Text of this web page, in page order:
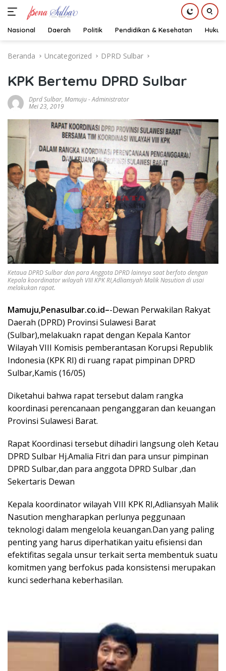
Nasional Daerah Politik Pendidikan & Kesehatan Hukum
Beranda Uncategorized DPRD Sulbar
KPK Bertemu DPRD Sulbar
Dprd Sulbar, Mamuju-Administrator
Mei 23, 2019
Ketaua DPRD Sulbar dan para Anggota DPRD lainnya saat berfoto dengan
Kepala koordinator wilayah VIII KPK RI,Adliansyah Malik Nasution di usai
melakukan rapat.
Mamuju,Penasulbar.co.id–-Dewan Perwakilan Rakyat
Daerah (DPRD) Provinsi Sulawesi Barat
(Sulbar),melakuakn rapat dengan Kepala Kantor
Wilayah VIII Komisis pemberantasan Korupsi Republik
Indonesia (KPK RI) di ruang rapat pimpinan DPRD
Sulbar,Kamis (16/05)
Diketahui bahwa rapat tersebut dalam rangka
koordinasi perencanaan penganggaran dan keuangan
Provinsi Sulawesi Barat.
Rapat Koordinasi tersebut dihadiri langsung oleh Ketau
DPRD Sulbar Hj.Amalia Fitri dan para unsur pimpinan
DPRD Sulbar,dan para anggota DPRD Sulbar ,dan
Sekertaris Dewan
Kepala koordinator wilayah VIII KPK RI,Adliansyah Malik
Nasution mengharapkan perlunya peggunaan
teknologi dalam mengelola keuangan.Dan yang paling
penting yang harus diperhatikan yaitu efisiensi dan
efektifitas segala unsur terkait serta membentuk suatu
komitmen yang berfokus pada konsistensi merupakan
kunci sederhana keberhasilan.